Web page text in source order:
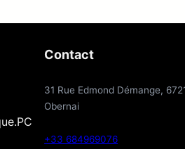
Contact
31 Rue Edmond Démange,
Obernai
+33 684969076